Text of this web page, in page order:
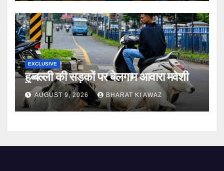
EXCLUSIVE
हुब्बल्ली की सड़कों पर बेलगाम आवारा मवेशी
AUGUST 9, 2026 BHARAT KI AWAZ